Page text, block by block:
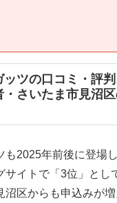
ッツの口コミ・評
・さいたま市見沼
も2025年前後に登場
サイトで「3位」とし
沼区からも申込みが